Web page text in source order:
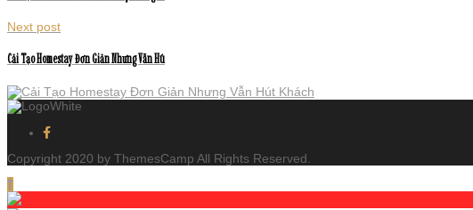
Next post
Cải Tạo Homestay Đơn Giản Nhưng Vẫn Hú
Copyright 2020 by ThemesCamp All Rights Reserved.